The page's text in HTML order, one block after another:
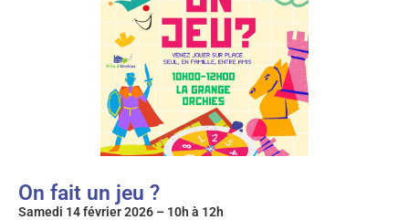
On fait un jeu ?
Samedi 14 février 2026 – 10h à 12h